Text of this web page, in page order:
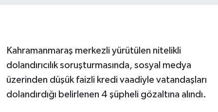
Kahramanmaraş merkezli yürütülen nitelikli
dolandırıcılık soruşturmasında, sosyal medya
üzerinden düşük faizli kredi vaadiyle vatandaşları
dolandırdığı belirlenen 4 şüpheli gözaltına alındı.
YEREL YÖNETİM
MEDYA